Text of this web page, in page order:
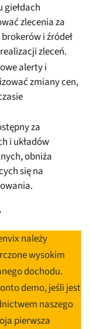
giełdach
zlecenia za
i źródeł
zleceń.
alerty i
zmiany cen,
za
i układów
obniża
się na
należy
wysokim
dochodu.
demo, jeśli jest
naszego
pierwsza